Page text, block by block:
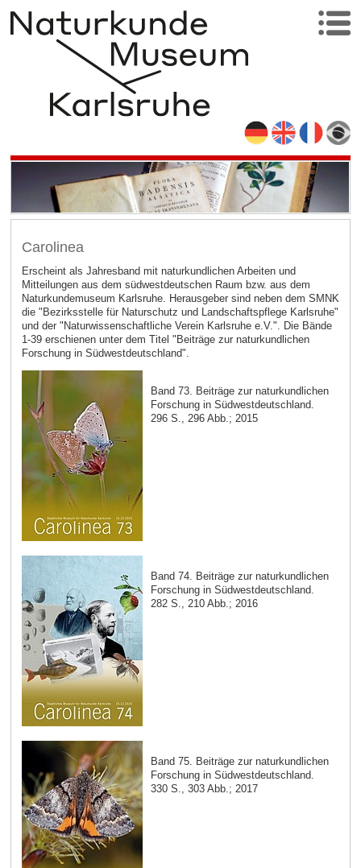
Carolinea
Erscheint als Jahresband mit naturkundlichen Arbeiten und
Mitteilungen aus dem südwestdeutschen Raum bzw. aus dem
Naturkundemuseum Karlsruhe. Herausgeber sind neben dem SMNK
die "Bezirksstelle für Naturschutz und Landschaftspflege Karlsruhe"
und der "Naturwissenschaftliche Verein Karlsruhe e.V.". Die Bände
1-39 erschienen unter dem Titel "Beiträge zur naturkundlichen
Forschung in Südwestdeutschland".
Band 73. Beiträge zur naturkundlichen
Forschung in Südwestdeutschland.
296 S., 296 Abb.; 2015
Band 74. Beiträge zur naturkundlichen
Forschung in Südwestdeutschland.
282 S., 210 Abb.; 2016
Band 75. Beiträge zur naturkundlichen
Forschung in Südwestdeutschland.
330 S., 303 Abb.; 2017